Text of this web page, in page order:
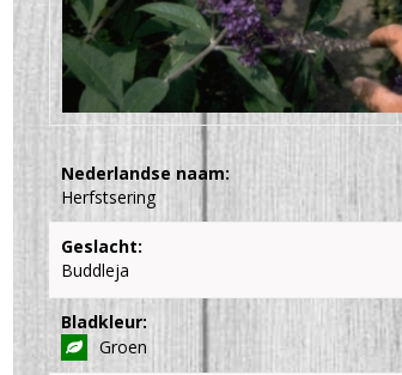
Nederlandse naam:
Herfstsering
Geslacht:
Buddleja
Bladkleur:
Groen